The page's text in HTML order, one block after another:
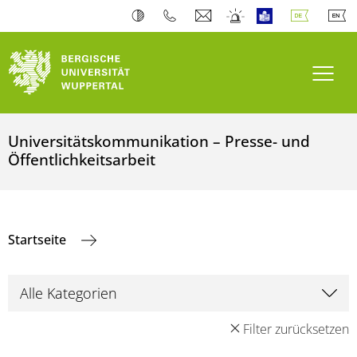
Universitätskommunikation – Presse- und
Öffentlichkeitsarbeit
Startseite
Filter zurücksetzen